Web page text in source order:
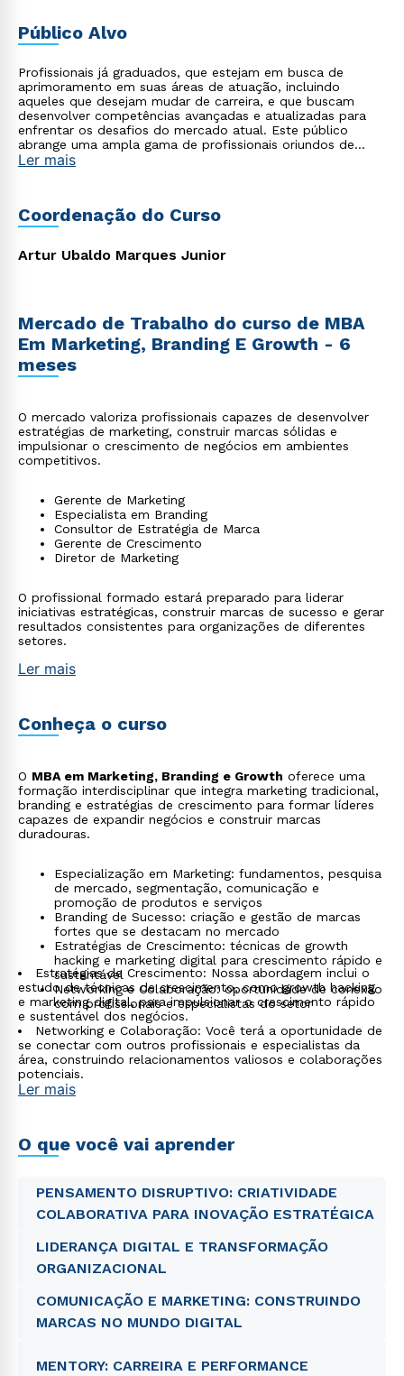
Público Alvo
Profissionais já graduados, que estejam em busca de
aprimoramento em suas áreas de atuação, incluindo
aqueles que desejam mudar de carreira, e que buscam
desenvolver competências avançadas e atualizadas para
enfrentar os desafios do mercado atual. Este público
abrange uma ampla gama de profissionais oriundos de
diversas áreas, como tecnologia, saúde, empresarial,
carreiras e alcançar o sucesso profissional.
Ler mais
Coordenação do Curso
Artur Ubaldo Marques Junior
Mercado de Trabalho do curso de MBA
Em Marketing, Branding E Growth - 6
meses
O mercado valoriza profissionais capazes de desenvolver
estratégias de marketing, construir marcas sólidas e
impulsionar o crescimento de negócios em ambientes
competitivos.
Gerente de Marketing
Especialista em Branding
Consultor de Estratégia de Marca
Gerente de Crescimento
Diretor de Marketing
O profissional formado estará preparado para liderar
iniciativas estratégicas, construir marcas de sucesso e gerar
resultados consistentes para organizações de diferentes
setores.
Ler mais
Conheça o curso
O MBA em Marketing, Branding e Growth oferece uma
formação interdisciplinar que integra marketing tradicional,
branding e estratégias de crescimento para formar líderes
capazes de expandir negócios e construir marcas
duradouras.
Especialização em Marketing: fundamentos, pesquisa
de mercado, segmentação, comunicação e
promoção de produtos e serviços
Branding de Sucesso: criação e gestão de marcas
fortes que se destacam no mercado
Estratégias de Crescimento: técnicas de growth
hacking e marketing digital para crescimento rápido e
sustentável
Networking e Colaboração: oportunidade de conexão
com profissionais e especialistas do setor
Estratégias de Crescimento: Nossa abordagem inclui o
estudo de técnicas de crescimento, como growth hacking
e marketing digital, para impulsionar o crescimento rápido
e sustentável dos negócios.
Networking e Colaboração: Você terá a oportunidade de
se conectar com outros profissionais e especialistas da
área, construindo relacionamentos valiosos e colaborações
potenciais.
Ler mais
O que você vai aprender
PENSAMENTO DISRUPTIVO: CRIATIVIDADE
COLABORATIVA PARA INOVAÇÃO ESTRATÉGICA
LIDERANÇA DIGITAL E TRANSFORMAÇÃO
ORGANIZACIONAL
COMUNICAÇÃO E MARKETING: CONSTRUINDO
MARCAS NO MUNDO DIGITAL
MENTORY: CARREIRA E PERFORMANCE
Rápido e fácil